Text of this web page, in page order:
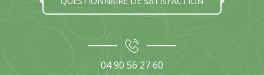
04 90 56 27 60